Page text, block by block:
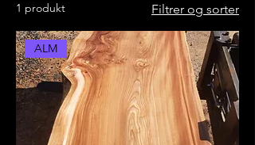
1 produkt Filtrer og sorter
ALM